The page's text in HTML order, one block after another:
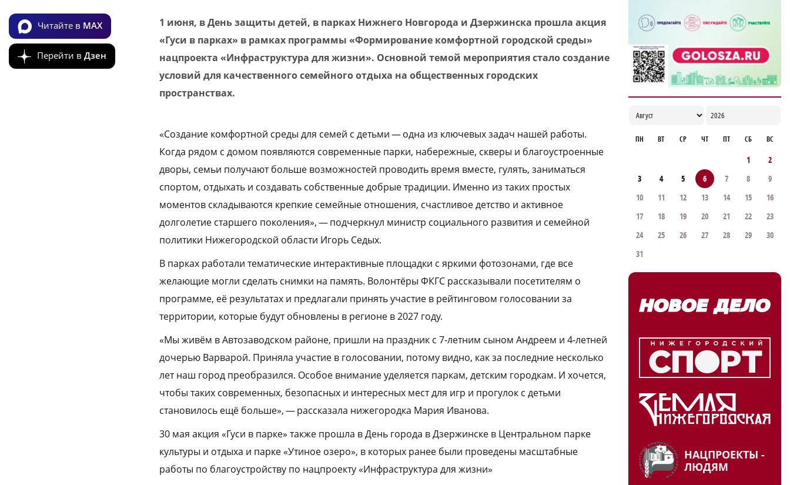
Читайте в MAX
Перейти в Дзен
1 июня, в День защиты детей, в парках Нижнего Новгорода и Дзержинска прошла акция
«Гуси в парках» в рамках программы «Формирование комфортной городской среды»
нацпроекта «Инфраструктура для жизни». Основной темой мероприятия стало создание
условий для качественного семейного отдыха на общественных городских
пространствах.
«Создание комфортной среды для семей с детьми — одна из ключевых задач нашей работы.
Когда рядом с домом появляются современные парки, набережные, скверы и благоустроенные
дворы, семьи получают больше возможностей проводить время вместе, гулять, заниматься
спортом, отдыхать и создавать собственные добрые традиции. Именно из таких простых
моментов складываются крепкие семейные отношения, счастливое детство и активное
долголетие старшего поколения», — подчеркнул министр социального развития и семейной
политики Нижегородской области Игорь Седых.
В парках работали тематические интерактивные площадки с яркими фотозонами, где все
желающие могли сделать снимки на память. Волонтёры ФКГС рассказывали посетителям о
программе, её результатах и предлагали принять участие в рейтинговом голосовании за
территории, которые будут обновлены в регионе в 2027 году.
«Мы живём в Автозаводском районе, пришли на праздник с 7‑летним сыном Андреем и 4‑летней
дочерью Варварой. Приняла участие в голосовании, потому видно, как за последние несколько
лет наш город преобразился. Особое внимание уделяется паркам, детским городкам. И хочется,
чтобы таких современных, безопасных и интересных мест для игр и прогулок с детьми
становилось ещё больше», — рассказала нижегородка Мария Иванова.
30 мая акция «Гуси в парке» также прошла в День города в Дзержинске в Центральном парке
культуры и отдыха и парке «Утиное озеро», в которых ранее были проведены масштабные
работы по благоустройству по нацпроекту «Инфраструктура для жизни»
ветеранов строительной отрасли
18:02
ПН ВТ СР ЧТ ПТ СБ ВС
1
2
3
4 5 6 7 8
9
10
11 12 13 14 15
16
17
18 19 20 21 22
23
24
25 26 27 28 29
30
31
НАЦПРОЕКТЫ -
ЛЮДЯМ